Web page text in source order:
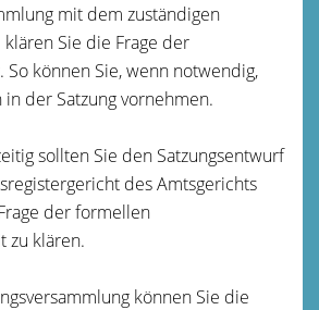
mit dem zuständigen
Sie die Frage der
So können Sie, wenn notwendig,
der Satzung vornehmen.
sollten Sie den Satzungsentwurf
des Amtsgerichts
der formellen
zu klären.
können Sie die